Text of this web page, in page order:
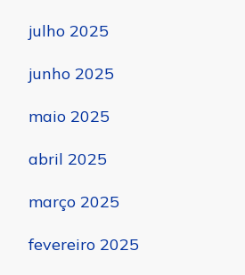
julho 2025
junho 2025
maio 2025
abril 2025
março 2025
fevereiro 2025